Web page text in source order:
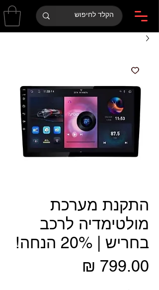
התקנת מערכת
מולטימדיה לרכב
בחריש | 20% הנחה!